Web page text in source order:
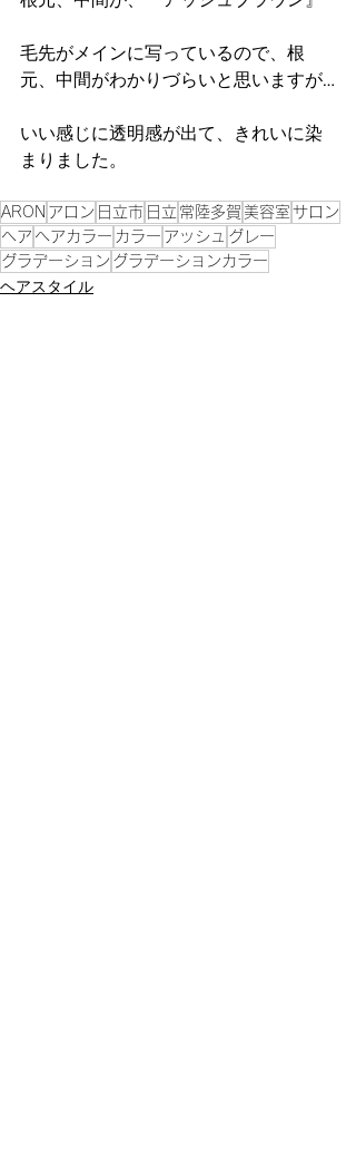
毛先がメインに写っているので、根
元、中間がわかりづらいと思いますが…
いい感じに透明感が出て、きれいに染
まりました。
ARON アロン 日立市 日立 常陸多賀 美容室 サロン
ヘア ヘアカラー カラー アッシュ グレー
グラデーション グラデーションカラー
ヘアスタイル